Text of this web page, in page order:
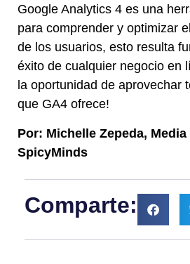
Google Analytics 4 es una
para comprender y optimizar
de los usuarios, esto resulta
éxito de cualquier negocio en
la oportunidad de aprovechar
que GA4 ofrece!
Por: Michelle Zepeda,
SpicyMinds
Comparte: